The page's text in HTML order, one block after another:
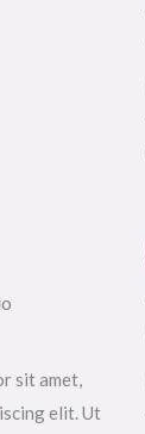
sit amet,
elit. Ut